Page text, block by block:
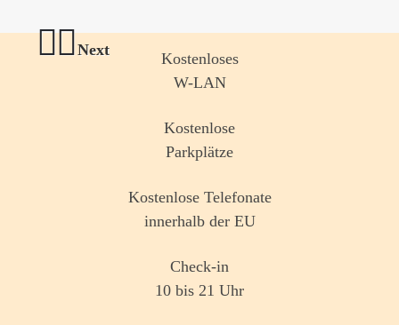
Next
Kostenloses
W-LAN
Kostenlose
Parkplätze
Kostenlose Telefonate
innerhalb der EU
Check-in
10 bis 21 Uhr